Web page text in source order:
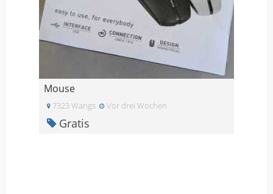
Mouse
7323 Wangs Vor drei Wochen
Gratis